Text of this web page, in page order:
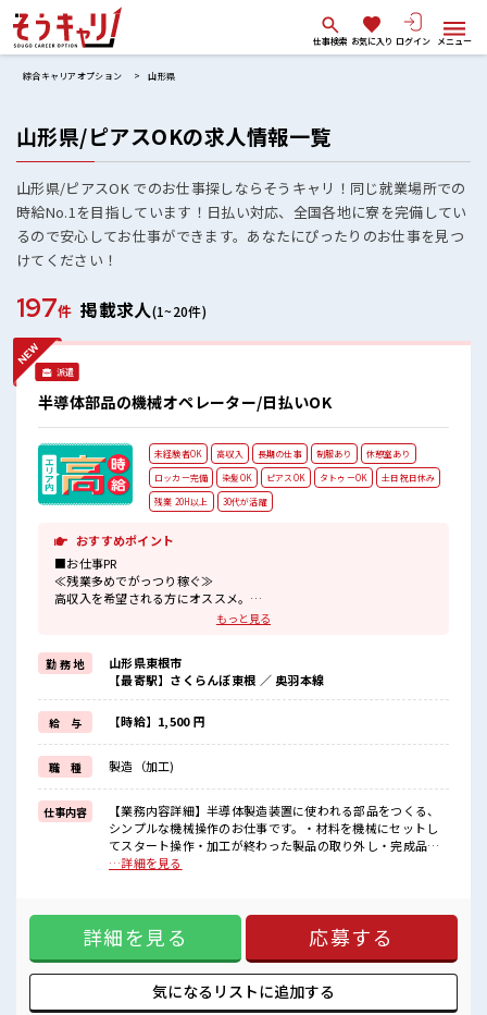
仕事検索 お気に入り ログイン メニュー
綜合キャリアオプション 山形県
山形県/ピアスOKの求人情報一覧
山形県/ピアスOK でのお仕事探しならそうキャリ！同じ就業場所での
時給No.1を目指しています！日払い対応、全国各地に寮を完備してい
るので安心してお仕事ができます。あなたにぴったりのお仕事を見つ
けてください！
197件 掲載求人(1~20件)
派遣
半導体部品の機械オペレーター/日払いOK
未経験者OK 高収入 長期の仕事 制服あり
休憩室あり
ロッカー完備
染髪OK ピアスOK タトゥーOK
土日祝日休み
残業 20H以上
30代が活躍
おすすめポイント
■お仕事PR
≪残業多めでがっつり稼ぐ≫
高収入を希望される方にオススメ。
残業は月20時間以上あります♪
週末は家族や友人と一緒にプライベート満喫！
≪モチベーションもUP≫
派手過ぎなければ髪型や髪色自由♪
(規定有)≪動きやすい制服アリ≫
制服があるので、
毎日の服装の悩み解消♪
≪未経験でも活躍できる≫
新しいことにチャレンジするのは不安だけど、
しっかり働く環境が整っています！
イチからスキルUP・ステップUP目指していきましょう！
■職場の雰囲気
髪型・髪色自由♪
一息つける休憩スペースもあります！
ロッカーあり！
安心してお仕事に集中♪
もっと見る
勤 務 地
山形県東根市
【最寄駅】さくらんぼ東根 ／ 奥羽本線
給 与 【時給】1,500 円
職 種 製造（加工)
仕事内容
【業務内容詳細】半導体製造装置に使われる部品をつくる、
シンプルな機械操作のお仕事です。・材料を機械にセットし
てスタート操作・加工が終わった製品の取り外し・完成品の
カンタンな測定チェック作業は決まった手順で進めるので、
多めでがっつり稼ぐ≫ 高収入を希望される方にオススメ。 残
業は月20時間以上あります♪ ≪週休2日制≫ 週末は家族や友
人と一緒にプライベート満喫！ ≪モチベーションもUP≫ 派手
過ぎなければ髪型や髪色自由♪ (規定有)≪動きやすい制服ア
リ≫ 制服があるので、 毎日の服装の悩み解消♪ ≪未経験でも
活躍できる≫ 新しいことにチャレンジするのは不安だけど、
…詳細を見る
詳細を見る 応募する
気になるリストに追加する